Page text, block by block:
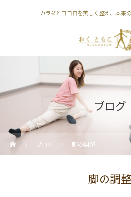
カラダとココロを美しく整え、本来
ブログ
ブログ 脚の調整
脚の調整